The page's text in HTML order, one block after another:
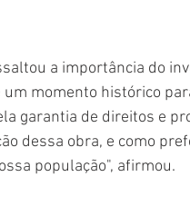
a importância do
um momento histórico
garantia de direitos e
dessa obra, e como
população", afirmou.